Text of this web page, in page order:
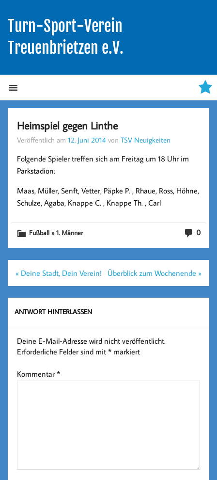
Turn-Sport-Verein
Treuenbrietzen e.V.
Heimspiel gegen Linthe
Veröffentlich am12. Juni 2014 vonTSV Neuigkeiten
Folgende Spieler treffen sich am Freitag um 18 Uhr im
Parkstadion:
Maas, Müller, Senft, Vetter, Päpke P. , Rhaue, Ross, Höhne,
Schulze, Agaba, Knappe C. , Knappe Th. , Carl
0
Fußball » 1. Männer
Beitragsnavigation
« Deine Stadt, Dein Verein! Überblick zum Wochenende »
ANTWORT HINTERLASSEN
Deine E-Mail-Adresse wird nicht veröffentlicht.
Erforderliche Felder sind mit* markiert
Kommentar*